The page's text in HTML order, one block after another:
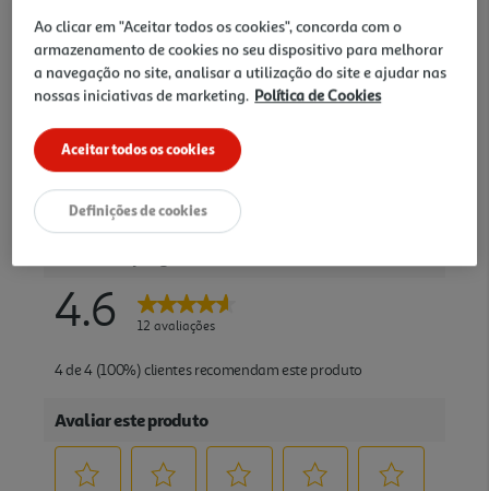
Ao clicar em "Aceitar todos os cookies", concorda com o
armazenamento de cookies no seu dispositivo para melhorar
a navegação no site, analisar a utilização do site e ajudar nas
nossas iniciativas de marketing. Política de Cookies
Aceitar todos os cookies
Definições de cookies